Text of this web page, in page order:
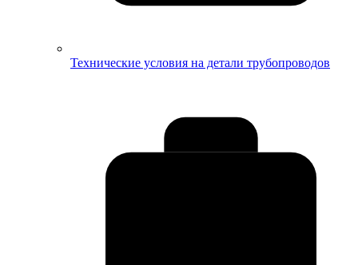
Технические условия на детали трубопроводов